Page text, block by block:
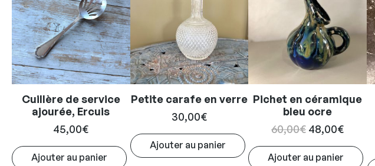
Cuillère de service
ajourée, Ercuis
45,00€
Ajouter au panier
Petite carafe en verre
30,00€
Ajouter au panier
Pichet en céramique
bleu ocre
60,00€ Le
prix
initial
48,00€Le
prix
actuel
Ajouter au panier